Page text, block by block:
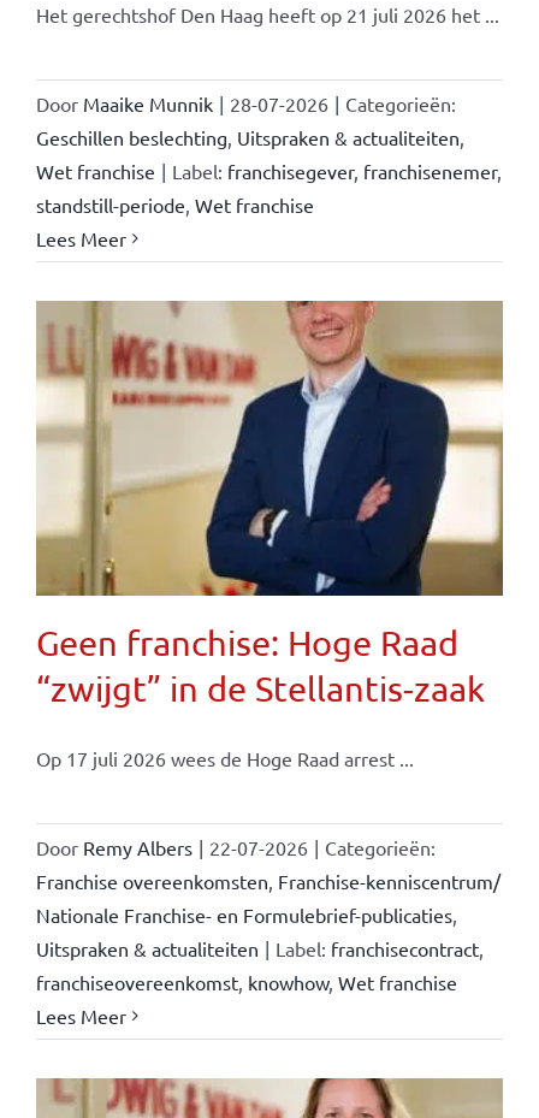
Het gerechtshof Den Haag heeft op 21 juli 2026 het ...
Door Maaike Munnik | 28-07-2026 | Categorieën:
Geschillen beslechting Uitspraken & actualiteiten
Wet franchise | Label: franchisegever, franchisenemer,
standstill-periode Wet franchise
Lees Meer
Geen franchise: Hoge Raad
“zwijgt” in de Stellantis-zaak
Op 17 juli 2026 wees de Hoge Raad arrest ...
Door Remy Albers | 22-07-2026 | Categorieën:
Franchise overeenkomsten Franchise-kenniscentrum/
Nationale Franchise- en Formulebrief-publicaties,
Uitspraken & actualiteiten | Label: franchisecontract,
franchiseovereenkomst, knowhow, Wet franchise
Lees Meer